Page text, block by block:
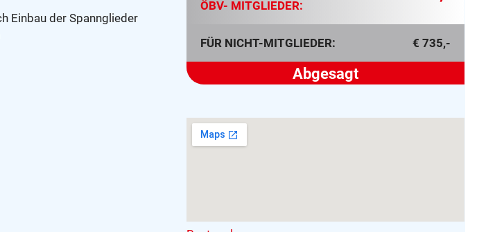
Einbau der Spannglieder
ÖBV- MITGLIEDER:
FÜR NICHT-MITGLIEDER: € 735,-